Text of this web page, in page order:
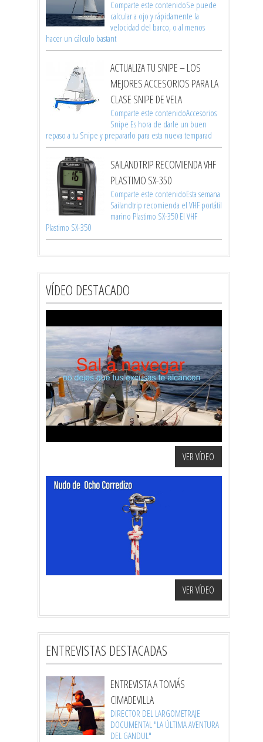
Comparte este contenidoSe puede
calcular a ojo y rápidamente la
velocidad del barco, o al menos
hacer un cálculo bastant
ACTUALIZA TU SNIPE – LOS
MEJORES ACCESORIOS PARA LA
CLASE SNIPE DE VELA
Comparte este contenidoAccesorios
Snipe Es hora de darle un buen
repaso a tu Snipe y prepararlo para esta nueva temparad
SAILANDTRIP RECOMIENDA VHF
PLASTIMO SX-350
Comparte este contenidoEsta semana
Sailandtrip recomienda el VHF portátil
marino Plastimo SX-350 El VHF
Plastimo SX-350
VÍDEO DESTACADO
VER VÍDEO
VER VÍDEO
ENTREVISTAS DESTACADAS
ENTREVISTA A TOMÁS
CIMADEVILLA
DIRECTOR DEL LARGOMETRAJE
DOCUMENTAL "LA ÚLTIMA AVENTURA
DEL GANDUL"